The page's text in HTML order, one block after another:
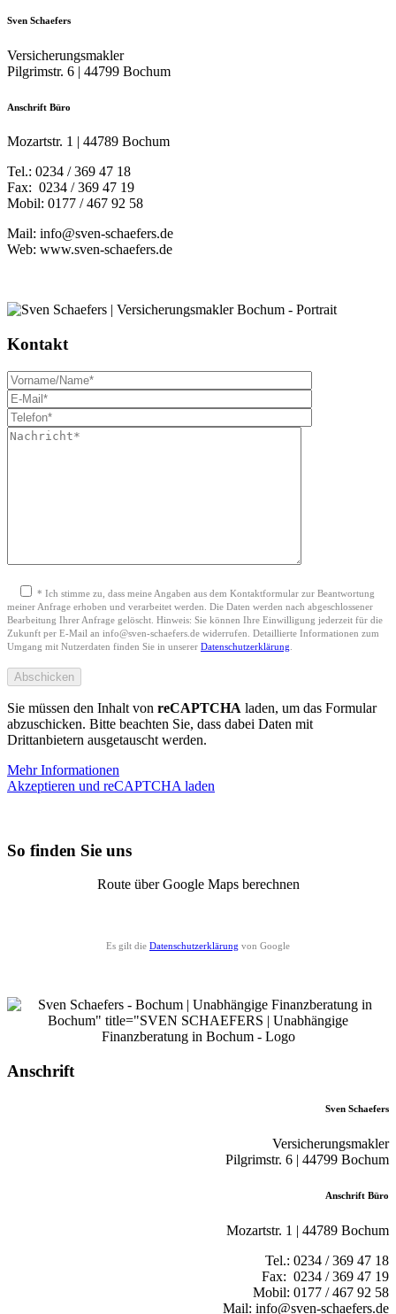
Sven Schaefers
Versicherungsmakler
Pilgrimstr. 6 | 44799 Bochum
Anschrift Büro
Mozartstr. 1 | 44789 Bochum
Tel.: 0234 / 369 47 18
Fax: 0234 / 369 47 19
Mobil: 0177 / 467 92 58
Mail: info@sven-schaefers.de
Web: www.sven-schaefers.de
Kontakt
* Ich stimme zu, dass meine Angaben aus dem Kontaktformular zur Beantwortung
meiner Anfrage erhoben und verarbeitet werden. Die Daten werden nach abgeschlossener
Bearbeitung Ihrer Anfrage gelöscht. Hinweis: Sie können Ihre Einwilligung jederzeit für die
Zukunft per E-Mail an info@sven-schaefers.de widerrufen. Detaillierte Informationen zum
Umgang mit Nutzerdaten finden Sie in unserer Datenschutzerklärung
Sie müssen den Inhalt von reCAPTCHA laden, um das Formular
abzuschicken. Bitte beachten Sie, dass dabei Daten mit
Drittanbietern ausgetauscht werden.
Mehr Informationen
Akzeptieren und reCAPTCHA laden
So finden Sie uns
Route über Google Maps berechnen
Es gilt die Datenschutzerklärung von Google
Anschrift
Sven Schaefers
Versicherungsmakler
Pilgrimstr. 6 | 44799 Bochum
Anschrift Büro
Mozartstr. 1 | 44789 Bochum
Tel.: 0234 / 369 47 18
Fax: 0234 / 369 47 19
Mobil: 0177 / 467 92 58
Mail: info@sven-schaefers.de